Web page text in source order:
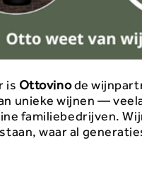
is Ottovinode
unieke wijnen —
familiebedrijven.
waar al